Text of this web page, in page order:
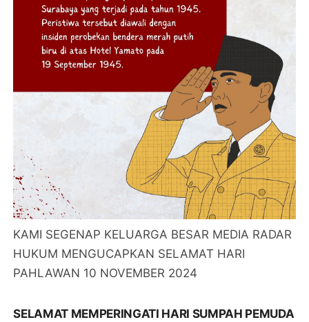
KAMI SEGENAP KELUARGA BESAR MEDIA RADAR
HUKUM MENGUCAPKAN SELAMAT HARI
PAHLAWAN 10 NOVEMBER 2024
SELAMAT MEMPERINGATI HARI SUMPAH PEMUDA